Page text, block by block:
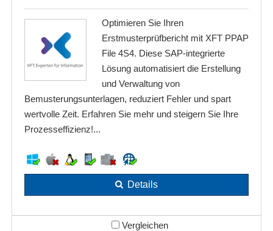
Optimieren Sie Ihren
Erstmusterprüfbericht mit XFT PPAP
File 4S4. Diese SAP-integrierte
Lösung automatisiert die Erstellung
und Verwaltung von
Bemusterungsunterlagen, reduziert Fehler und spart
wertvolle Zeit. Erfahren Sie mehr und steigern Sie Ihre
Prozesseffizienz!...
Details
Vergleichen